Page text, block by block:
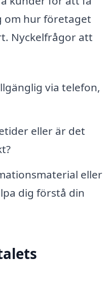
om hur företaget
Nyckelfrågor att
via telefon,
eller är det
eller
dig förstå din